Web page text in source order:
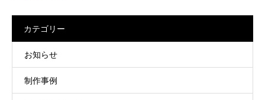
カテゴリー
お知らせ
制作事例